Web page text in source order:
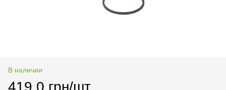
В наличии
419.0 грн/шт.